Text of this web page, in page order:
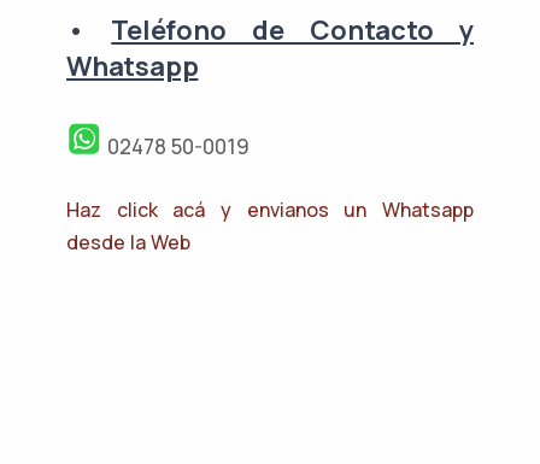
• Teléfono de Contacto y
Whatsapp
02478 50-0019
Haz click acá y envianos un Whatsapp
desde la Web